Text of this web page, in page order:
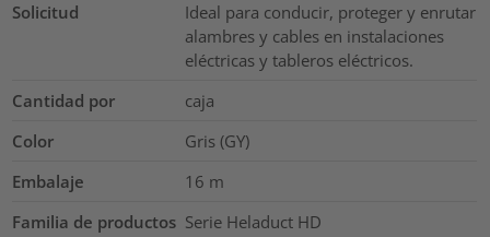
Solicitud
Ideal para conducir, proteger y enrutar
alambres y cables en instalaciones
eléctricas y tableros eléctricos.
Cantidad por
caja
Color
Gris (GY)
Embalaje
16 m
Familia de productos Serie Heladuct HD